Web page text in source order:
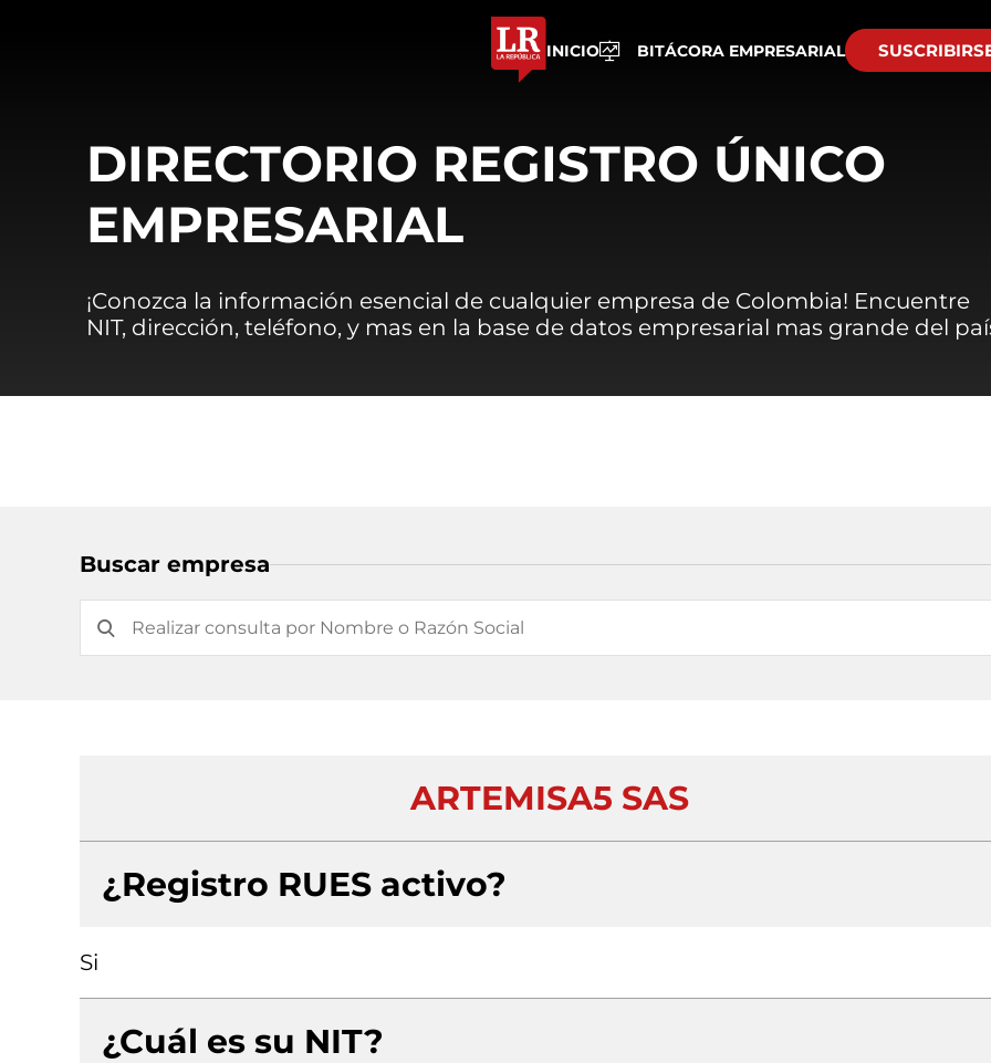
INICIO BITÁCORA EMPRESARIAL
DIRECTORIO REGISTRO ÚNICO
EMPRESARIAL
¡Conozca la información esencial de cualquier empresa de Colombia! Encuentre
NIT, dirección, teléfono, y mas en la base de datos empresarial mas grande del
Buscar empresa
ARTEMISA5 SAS
¿Registro RUES activo?
Si
¿Cuál es su NIT?